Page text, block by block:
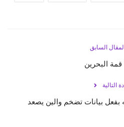
السابق
قمة البحرين
التالية
بفعل بيانات تضخم والين يصعد